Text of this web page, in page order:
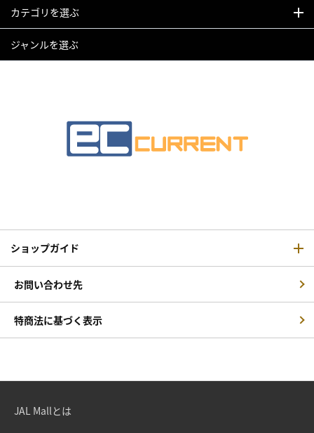
カテゴリを選ぶ
ジャンルを選ぶ
ショップガイド
お問い合わせ先
特商法に基づく表示
JAL Mallとは